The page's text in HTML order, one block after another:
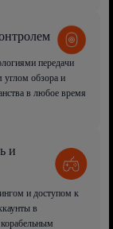
передачи
обзора и
в любое время
и
и доступом к
в